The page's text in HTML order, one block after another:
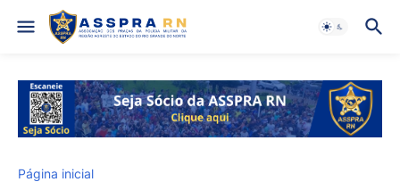
Página inicial